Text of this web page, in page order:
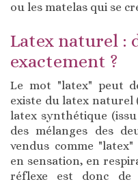
ou les matelas qui se
Latex naturel :
exactement ?
Le mot "latex" peut
existe du latex naturel
latex synthétique
des mélanges des
vendus comme
en sensation, en
réflexe est donc de